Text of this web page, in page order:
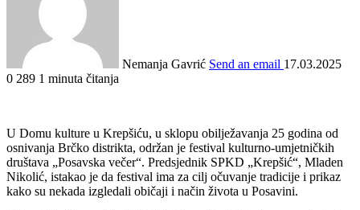
Nemanja Gavrić Send an email 17.03.2025
0 289 1 minuta čitanja
U Domu kulture u Krepšiću, u sklopu obilježavanja 25 godina od
osnivanja Brčko distrikta, održan je festival kulturno-umjetničkih
društava „Posavska večer“. Predsjednik SPKD „Krepšić“, Mladen
Nikolić, istakao je da festival ima za cilj očuvanje tradicije i prikaz
kako su nekada izgledali običaji i način života u Posavini.